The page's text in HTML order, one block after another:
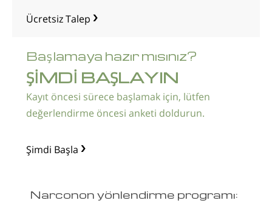
Ücretsiz Talep
Başlamaya hazır mısınız?
ŞİMDİ BAŞLAYIN
Kayıt öncesi sürece başlamak için, lütfen
değerlendirme öncesi anketi doldurun.
Şimdi Başla
Narconon yönlendirme programı: